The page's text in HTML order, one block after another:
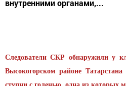
внутренними органами,...
Следователи СКР обнаружили у
Высокогорском районе